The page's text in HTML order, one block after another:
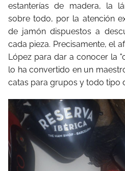
estanterías de madera, la
sobre todo, por la atención
de jamón dispuestos a
cada pieza. Precisamente, el
López para dar a conocer la
lo ha convertido en un
catas para grupos y todo tipo